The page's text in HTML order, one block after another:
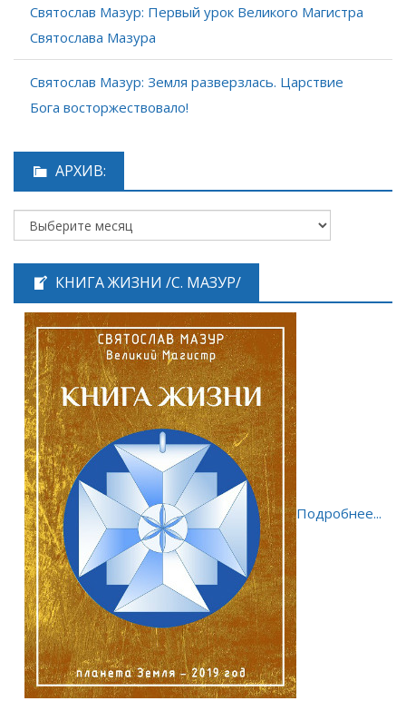
Святослав Мазур: Первый урок Великого Магистра
Святослава Мазура
Святослав Мазур: Земля разверзлась. Царствие
Бога восторжествовало!
АРХИВ:
КНИГА ЖИЗНИ /С. МАЗУР/
Подробнее...